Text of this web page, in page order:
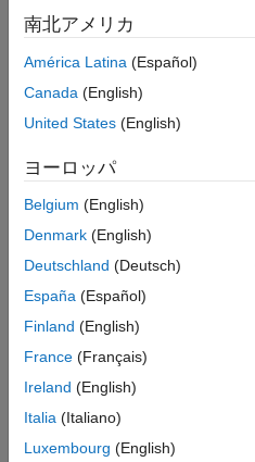
項目一覧
説明
例
チェック情報
参考
説明
The auto specifier shall not
(1) to declare that a variable
a function call, (2) to declare
as initializer of non-
template using trailing return
根拠
変数宣言でauto
型指定子を使
によって推定されます。コー
の想定と異なると混乱する可
このルールでは、次の場合に
り型の繰り返しが避けら
想定外の変換は絶対に生
南北アメリカ
América Latina (Español)
Canada (English)
United States (English)
ヨーロッパ
Belgium (English)
Denmark (English)
Deutschland (Deutsch)
España (Español)
Finland (English)
France (Français)
Ireland (English)
Italia (Italiano)
Luxembourg (English)